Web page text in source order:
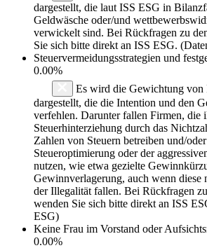
dargestellt, die laut ISS ESG in
Geldwäsche oder/und
verwickelt sind. Bei Rückfragen zu
Sie sich bitte direkt an ISS ESG.
Steuervermeidungsstrategien und
0.00%
Es wird die Gewichtung von
dargestellt, die die Intention und den
verfehlen. Darunter fallen Firmen, die
Steuerhinterziehung durch das
Zahlen von Steuern betreiben und/
Steueroptimierung oder der
nutzen, wie etwa gezielte
Gewinnverlagerung, auch wenn diese
der Illegalität fallen. Bei Rückfragen
wenden Sie sich bitte direkt an ISS
ESG)
Keine Frau im Vorstand oder
0.00%